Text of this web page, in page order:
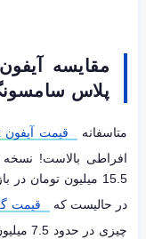
مقایسه آیفون
پلاس
متاسفانه قیمت آیفون XS Max
افراطی بالاست! نسخه
15.5 میلیون
در حالیست که
قیمت